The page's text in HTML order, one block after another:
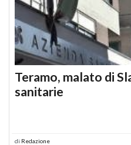
Teramo, malato di
sanitarie
di Redazione